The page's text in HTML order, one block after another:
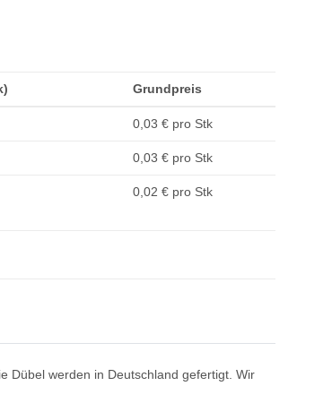
Grundpreis
0,03 € pro Stk
0,03 € pro Stk
0,02 € pro Stk
Dübel werden in Deutschland gefertigt. Wir